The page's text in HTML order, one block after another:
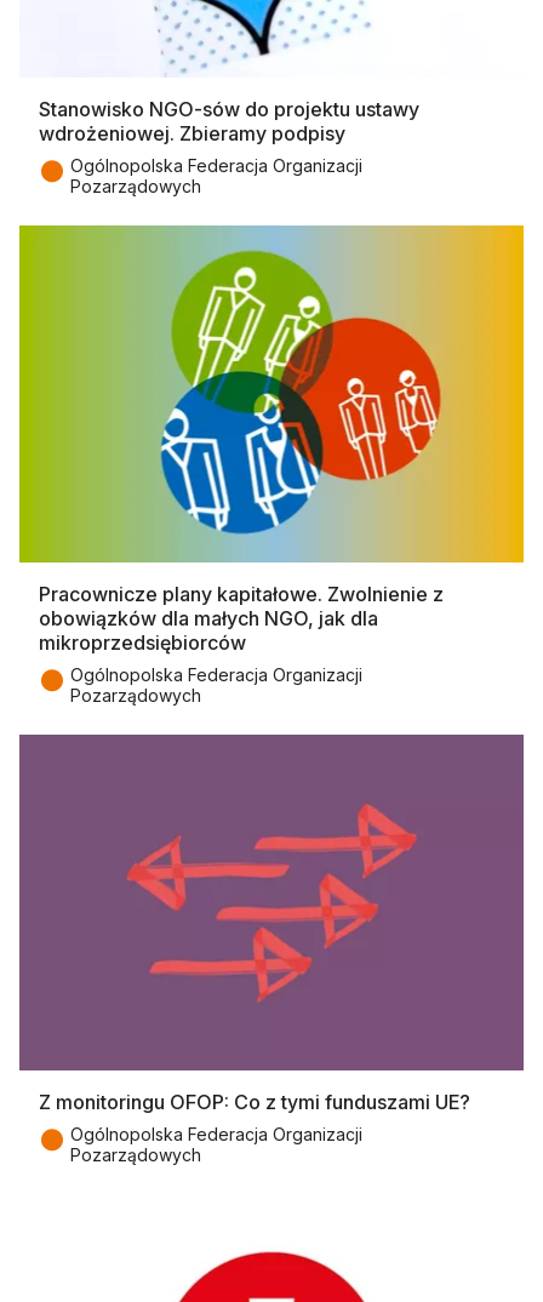
Stanowisko NGO-sów do projektu ustawy
wdrożeniowej. Zbieramy podpisy
● Ogólnopolska Federacja Organizacji
Pozarządowych
Pracownicze plany kapitałowe. Zwolnienie z
obowiązków dla małych NGO, jak dla
mikroprzedsiębiorców
● Ogólnopolska Federacja Organizacji
Pozarządowych
Z monitoringu OFOP: Co z tymi funduszami UE?
● Ogólnopolska Federacja Organizacji
Pozarządowych